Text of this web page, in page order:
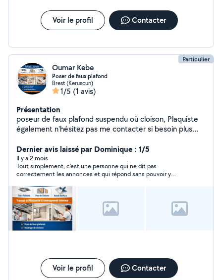
Voir le profil Contacter
Particulier
Oumar Kebe
Poser de faux plafond
Brest (Keruscun)
1/5 (1 avis)
Présentation
poseur de faux plafond suspendu où cloison, Plaquiste
également n'hésitez pas me contacter si besoin plus
Dernier avis laissé par Dominique : 1/5
Il y a 2 mois
Tout simplement, c’est une personne qui ne dit pas
correctement les annonces et qui répond sans pouvoir y
Voir le profil Contacter